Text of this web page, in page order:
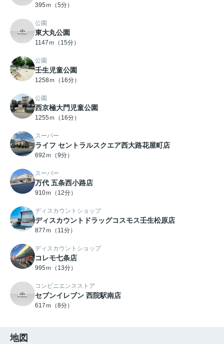
395ｍ（5分）
公園
東大丸公園
1147ｍ（15分）
公園
壬生児童公園
1258ｍ（16分）
公園
西京極大門児童公園
1255ｍ（16分）
スーパー
ライフ セントラルスクエア西大路花屋町店
692ｍ（9分）
スーパー
万代 五条西小路店
910ｍ（12分）
ディスカウントショップ
ディスカウントドラッグコスモス壬生松原店
877ｍ（11分）
ディスカウントショップ
コレモ七条店
995ｍ（13分）
コンビニエンスストア
セブンイレブン 西院駅南店
617ｍ（8分）
地図